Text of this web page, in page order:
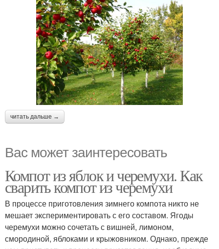
читать дальше →
Вас может заинтересовать
Компот из яблок и черемухи. Как
сварить компот из черемухи
В процессе приготовления зимнего компота никто не
мешает экспериментировать с его составом. Ягоды
черемухи можно сочетать с вишней, лимоном,
смородиной, яблоками и крыжовником. Однако, прежде